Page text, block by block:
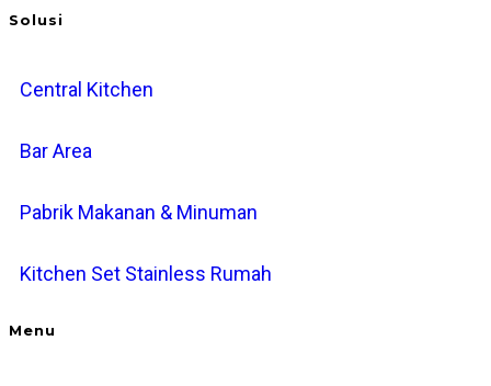
Solusi
Central Kitchen
Bar Area
Pabrik Makanan & Minuman
Kitchen Set Stainless Rumah
Menu